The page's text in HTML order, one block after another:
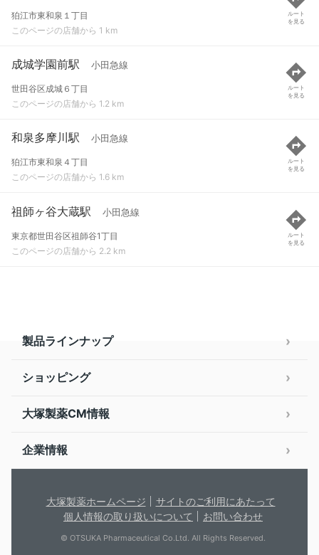
狛江市東和泉１丁目
このページの店舗から 1 km
ルート
を見る
成城学園前駅 小田急線
世田谷区成城６丁目
このページの店舗から 1.2 km
ルート
を見る
和泉多摩川駅 小田急線
狛江市東和泉４丁目
このページの店舗から 1.6 km
ルート
を見る
祖師ヶ谷大蔵駅 小田急線
東京都世田谷区祖師谷1丁目
このページの店舗から 2.2 km
ルート
を見る
製品ラインナップ
ショッピング
大塚製薬CM情報
企業情報
大塚製薬ホームページ
サイトのご利用にあたって
個人情報の取り扱いについて
お問い合わせ
© OTSUKA Pharmaceutical Co.Ltd. All Rights Reserved.